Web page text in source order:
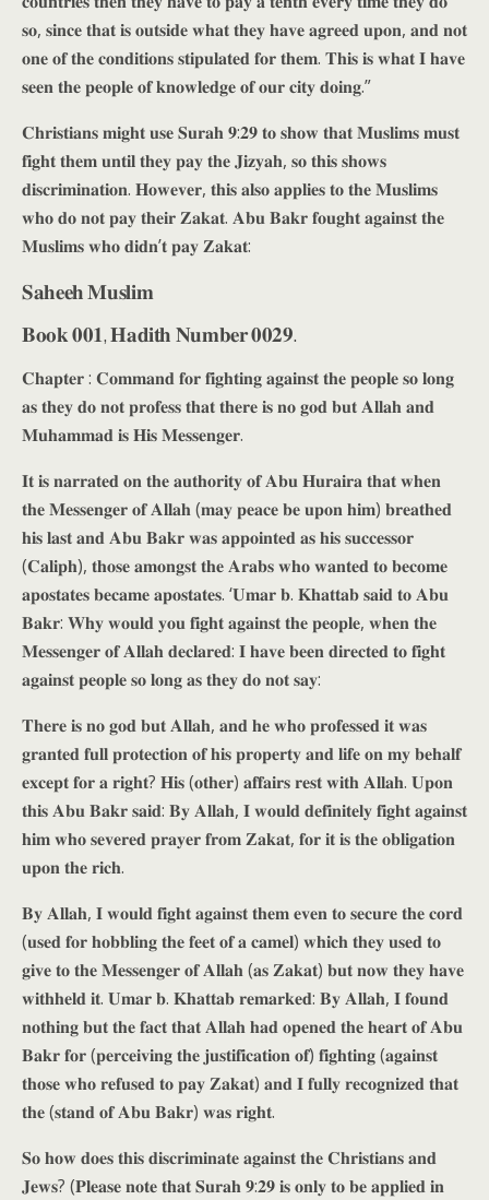
𝐬𝐨, 𝐬𝐢𝐧𝐜𝐞 𝐭𝐡𝐚𝐭 𝐢𝐬 𝐨𝐮𝐭𝐬𝐢𝐝𝐞 𝐰𝐡𝐚𝐭 𝐭𝐡𝐞𝐲 𝐡𝐚𝐯𝐞 𝐚𝐠𝐫𝐞𝐞𝐝 𝐮𝐩𝐨𝐧, 𝐚𝐧𝐝 𝐧𝐨𝐭
𝐨𝐧𝐞 𝐨𝐟 𝐭𝐡𝐞 𝐜𝐨𝐧𝐝𝐢𝐭𝐢𝐨𝐧𝐬 𝐬𝐭𝐢𝐩𝐮𝐥𝐚𝐭𝐞𝐝 𝐟𝐨𝐫 𝐭𝐡𝐞𝐦. 𝐓𝐡𝐢𝐬 𝐢𝐬 𝐰𝐡𝐚𝐭 𝐈 𝐡𝐚𝐯𝐞
𝐬𝐞𝐞𝐧 𝐭𝐡𝐞 𝐩𝐞𝐨𝐩𝐥𝐞 𝐨𝐟 𝐤𝐧𝐨𝐰𝐥𝐞𝐝𝐠𝐞 𝐨𝐟 𝐨𝐮𝐫 𝐜𝐢𝐭𝐲 𝐝𝐨𝐢𝐧𝐠.”
𝐂𝐡𝐫𝐢𝐬𝐭𝐢𝐚𝐧𝐬 𝐦𝐢𝐠𝐡𝐭 𝐮𝐬𝐞 𝐒𝐮𝐫𝐚𝐡 𝟗:𝟐𝟗 𝐭𝐨 𝐬𝐡𝐨𝐰 𝐭𝐡𝐚𝐭 𝐌𝐮𝐬𝐥𝐢𝐦𝐬 𝐦𝐮𝐬𝐭
𝐟𝐢𝐠𝐡𝐭 𝐭𝐡𝐞𝐦 𝐮𝐧𝐭𝐢𝐥 𝐭𝐡𝐞𝐲 𝐩𝐚𝐲 𝐭𝐡𝐞 𝐉𝐢𝐳𝐲𝐚𝐡, 𝐬𝐨 𝐭𝐡𝐢𝐬 𝐬𝐡𝐨𝐰𝐬
𝐝𝐢𝐬𝐜𝐫𝐢𝐦𝐢𝐧𝐚𝐭𝐢𝐨𝐧. 𝐇𝐨𝐰𝐞𝐯𝐞𝐫, 𝐭𝐡𝐢𝐬 𝐚𝐥𝐬𝐨 𝐚𝐩𝐩𝐥𝐢𝐞𝐬 𝐭𝐨 𝐭𝐡𝐞 𝐌𝐮𝐬𝐥𝐢𝐦𝐬
𝐰𝐡𝐨 𝐝𝐨 𝐧𝐨𝐭 𝐩𝐚𝐲 𝐭𝐡𝐞𝐢𝐫 𝐙𝐚𝐤𝐚𝐭. 𝐀𝐛𝐮 𝐁𝐚𝐤𝐫 𝐟𝐨𝐮𝐠𝐡𝐭 𝐚𝐠𝐚𝐢𝐧𝐬𝐭 𝐭𝐡𝐞
𝐌𝐮𝐬𝐥𝐢𝐦𝐬 𝐰𝐡𝐨 𝐝𝐢𝐝𝐧’𝐭 𝐩𝐚𝐲 𝐙𝐚𝐤𝐚𝐭:
𝐒𝐚𝐡𝐞𝐞𝐡 𝐌𝐮𝐬𝐥𝐢𝐦
𝐁𝐨𝐨𝐤 𝟎𝟎𝟏, 𝐇𝐚𝐝𝐢𝐭𝐡 𝐍𝐮𝐦𝐛𝐞𝐫 𝟎𝟎𝟐𝟗.
𝐂𝐡𝐚𝐩𝐭𝐞𝐫 : 𝐂𝐨𝐦𝐦𝐚𝐧𝐝 𝐟𝐨𝐫 𝐟𝐢𝐠𝐡𝐭𝐢𝐧𝐠 𝐚𝐠𝐚𝐢𝐧𝐬𝐭 𝐭𝐡𝐞 𝐩𝐞𝐨𝐩𝐥𝐞 𝐬𝐨 𝐥𝐨𝐧𝐠
𝐚𝐬 𝐭𝐡𝐞𝐲 𝐝𝐨 𝐧𝐨𝐭 𝐩𝐫𝐨𝐟𝐞𝐬𝐬 𝐭𝐡𝐚𝐭 𝐭𝐡𝐞𝐫𝐞 𝐢𝐬 𝐧𝐨 𝐠𝐨𝐝 𝐛𝐮𝐭 𝐀𝐥𝐥𝐚𝐡 𝐚𝐧𝐝
𝐌𝐮𝐡𝐚𝐦𝐦𝐚𝐝 𝐢𝐬 𝐇𝐢𝐬 𝐌𝐞𝐬𝐬𝐞𝐧𝐠𝐞𝐫.
𝐈𝐭 𝐢𝐬 𝐧𝐚𝐫𝐫𝐚𝐭𝐞𝐝 𝐨𝐧 𝐭𝐡𝐞 𝐚𝐮𝐭𝐡𝐨𝐫𝐢𝐭𝐲 𝐨𝐟 𝐀𝐛𝐮 𝐇𝐮𝐫𝐚𝐢𝐫𝐚 𝐭𝐡𝐚𝐭 𝐰𝐡𝐞𝐧
𝐭𝐡𝐞 𝐌𝐞𝐬𝐬𝐞𝐧𝐠𝐞𝐫 𝐨𝐟 𝐀𝐥𝐥𝐚𝐡 (𝐦𝐚𝐲 𝐩𝐞𝐚𝐜𝐞 𝐛𝐞 𝐮𝐩𝐨𝐧 𝐡𝐢𝐦) 𝐛𝐫𝐞𝐚𝐭𝐡𝐞𝐝
𝐡𝐢𝐬 𝐥𝐚𝐬𝐭 𝐚𝐧𝐝 𝐀𝐛𝐮 𝐁𝐚𝐤𝐫 𝐰𝐚𝐬 𝐚𝐩𝐩𝐨𝐢𝐧𝐭𝐞𝐝 𝐚𝐬 𝐡𝐢𝐬 𝐬𝐮𝐜𝐜𝐞𝐬𝐬𝐨𝐫
(𝐂𝐚𝐥𝐢𝐩𝐡), 𝐭𝐡𝐨𝐬𝐞 𝐚𝐦𝐨𝐧𝐠𝐬𝐭 𝐭𝐡𝐞 𝐀𝐫𝐚𝐛𝐬 𝐰𝐡𝐨 𝐰𝐚𝐧𝐭𝐞𝐝 𝐭𝐨 𝐛𝐞𝐜𝐨𝐦𝐞
𝐚𝐩𝐨𝐬𝐭𝐚𝐭𝐞𝐬 𝐛𝐞𝐜𝐚𝐦𝐞 𝐚𝐩𝐨𝐬𝐭𝐚𝐭𝐞𝐬. ‘𝐔𝐦𝐚𝐫 𝐛. 𝐊𝐡𝐚𝐭𝐭𝐚𝐛 𝐬𝐚𝐢𝐝 𝐭𝐨 𝐀𝐛𝐮
𝐁𝐚𝐤𝐫: 𝐖𝐡𝐲 𝐰𝐨𝐮𝐥𝐝 𝐲𝐨𝐮 𝐟𝐢𝐠𝐡𝐭 𝐚𝐠𝐚𝐢𝐧𝐬𝐭 𝐭𝐡𝐞 𝐩𝐞𝐨𝐩𝐥𝐞, 𝐰𝐡𝐞𝐧 𝐭𝐡𝐞
𝐌𝐞𝐬𝐬𝐞𝐧𝐠𝐞𝐫 𝐨𝐟 𝐀𝐥𝐥𝐚𝐡 𝐝𝐞𝐜𝐥𝐚𝐫𝐞𝐝: 𝐈 𝐡𝐚𝐯𝐞 𝐛𝐞𝐞𝐧 𝐝𝐢𝐫𝐞𝐜𝐭𝐞𝐝 𝐭𝐨 𝐟𝐢𝐠𝐡𝐭
𝐚𝐠𝐚𝐢𝐧𝐬𝐭 𝐩𝐞𝐨𝐩𝐥𝐞 𝐬𝐨 𝐥𝐨𝐧𝐠 𝐚𝐬 𝐭𝐡𝐞𝐲 𝐝𝐨 𝐧𝐨𝐭 𝐬𝐚𝐲:
𝐓𝐡𝐞𝐫𝐞 𝐢𝐬 𝐧𝐨 𝐠𝐨𝐝 𝐛𝐮𝐭 𝐀𝐥𝐥𝐚𝐡, 𝐚𝐧𝐝 𝐡𝐞 𝐰𝐡𝐨 𝐩𝐫𝐨𝐟𝐞𝐬𝐬𝐞𝐝 𝐢𝐭 𝐰𝐚𝐬
𝐠𝐫𝐚𝐧𝐭𝐞𝐝 𝐟𝐮𝐥𝐥 𝐩𝐫𝐨𝐭𝐞𝐜𝐭𝐢𝐨𝐧 𝐨𝐟 𝐡𝐢𝐬 𝐩𝐫𝐨𝐩𝐞𝐫𝐭𝐲 𝐚𝐧𝐝 𝐥𝐢𝐟𝐞 𝐨𝐧 𝐦𝐲 𝐛𝐞𝐡𝐚𝐥𝐟
𝐞𝐱𝐜𝐞𝐩𝐭 𝐟𝐨𝐫 𝐚 𝐫𝐢𝐠𝐡𝐭? 𝐇𝐢𝐬 (𝐨𝐭𝐡𝐞𝐫) 𝐚𝐟𝐟𝐚𝐢𝐫𝐬 𝐫𝐞𝐬𝐭 𝐰𝐢𝐭𝐡 𝐀𝐥𝐥𝐚𝐡. 𝐔𝐩𝐨𝐧
𝐭𝐡𝐢𝐬 𝐀𝐛𝐮 𝐁𝐚𝐤𝐫 𝐬𝐚𝐢𝐝: 𝐁𝐲 𝐀𝐥𝐥𝐚𝐡, 𝐈 𝐰𝐨𝐮𝐥𝐝 𝐝𝐞𝐟𝐢𝐧𝐢𝐭𝐞𝐥𝐲 𝐟𝐢𝐠𝐡𝐭 𝐚𝐠𝐚𝐢𝐧𝐬𝐭
𝐡𝐢𝐦 𝐰𝐡𝐨 𝐬𝐞𝐯𝐞𝐫𝐞𝐝 𝐩𝐫𝐚𝐲𝐞𝐫 𝐟𝐫𝐨𝐦 𝐙𝐚𝐤𝐚𝐭, 𝐟𝐨𝐫 𝐢𝐭 𝐢𝐬 𝐭𝐡𝐞 𝐨𝐛𝐥𝐢𝐠𝐚𝐭𝐢𝐨𝐧
𝐮𝐩𝐨𝐧 𝐭𝐡𝐞 𝐫𝐢𝐜𝐡.
𝐁𝐲 𝐀𝐥𝐥𝐚𝐡, 𝐈 𝐰𝐨𝐮𝐥𝐝 𝐟𝐢𝐠𝐡𝐭 𝐚𝐠𝐚𝐢𝐧𝐬𝐭 𝐭𝐡𝐞𝐦 𝐞𝐯𝐞𝐧 𝐭𝐨 𝐬𝐞𝐜𝐮𝐫𝐞 𝐭𝐡𝐞 𝐜𝐨𝐫𝐝
(𝐮𝐬𝐞𝐝 𝐟𝐨𝐫 𝐡𝐨𝐛𝐛𝐥𝐢𝐧𝐠 𝐭𝐡𝐞 𝐟𝐞𝐞𝐭 𝐨𝐟 𝐚 𝐜𝐚𝐦𝐞𝐥) 𝐰𝐡𝐢𝐜𝐡 𝐭𝐡𝐞𝐲 𝐮𝐬𝐞𝐝 𝐭𝐨
𝐠𝐢𝐯𝐞 𝐭𝐨 𝐭𝐡𝐞 𝐌𝐞𝐬𝐬𝐞𝐧𝐠𝐞𝐫 𝐨𝐟 𝐀𝐥𝐥𝐚𝐡 (𝐚𝐬 𝐙𝐚𝐤𝐚𝐭) 𝐛𝐮𝐭 𝐧𝐨𝐰 𝐭𝐡𝐞𝐲 𝐡𝐚𝐯𝐞
𝐰𝐢𝐭𝐡𝐡𝐞𝐥𝐝 𝐢𝐭. 𝐔𝐦𝐚𝐫 𝐛. 𝐊𝐡𝐚𝐭𝐭𝐚𝐛 𝐫𝐞𝐦𝐚𝐫𝐤𝐞𝐝: 𝐁𝐲 𝐀𝐥𝐥𝐚𝐡, 𝐈 𝐟𝐨𝐮𝐧𝐝
𝐧𝐨𝐭𝐡𝐢𝐧𝐠 𝐛𝐮𝐭 𝐭𝐡𝐞 𝐟𝐚𝐜𝐭 𝐭𝐡𝐚𝐭 𝐀𝐥𝐥𝐚𝐡 𝐡𝐚𝐝 𝐨𝐩𝐞𝐧𝐞𝐝 𝐭𝐡𝐞 𝐡𝐞𝐚𝐫𝐭 𝐨𝐟 𝐀𝐛𝐮
𝐁𝐚𝐤𝐫 𝐟𝐨𝐫 (𝐩𝐞𝐫𝐜𝐞𝐢𝐯𝐢𝐧𝐠 𝐭𝐡𝐞 𝐣𝐮𝐬𝐭𝐢𝐟𝐢𝐜𝐚𝐭𝐢𝐨𝐧 𝐨𝐟) 𝐟𝐢𝐠𝐡𝐭𝐢𝐧𝐠 (𝐚𝐠𝐚𝐢𝐧𝐬𝐭
𝐭𝐡𝐨𝐬𝐞 𝐰𝐡𝐨 𝐫𝐞𝐟𝐮𝐬𝐞𝐝 𝐭𝐨 𝐩𝐚𝐲 𝐙𝐚𝐤𝐚𝐭) 𝐚𝐧𝐝 𝐈 𝐟𝐮𝐥𝐥𝐲 𝐫𝐞𝐜𝐨𝐠𝐧𝐢𝐳𝐞𝐝 𝐭𝐡𝐚𝐭
𝐭𝐡𝐞 (𝐬𝐭𝐚𝐧𝐝 𝐨𝐟 𝐀𝐛𝐮 𝐁𝐚𝐤𝐫) 𝐰𝐚𝐬 𝐫𝐢𝐠𝐡𝐭.
𝐒𝐨 𝐡𝐨𝐰 𝐝𝐨𝐞𝐬 𝐭𝐡𝐢𝐬 𝐝𝐢𝐬𝐜𝐫𝐢𝐦𝐢𝐧𝐚𝐭𝐞 𝐚𝐠𝐚𝐢𝐧𝐬𝐭 𝐭𝐡𝐞 𝐂𝐡𝐫𝐢𝐬𝐭𝐢𝐚𝐧𝐬 𝐚𝐧𝐝
𝐉𝐞𝐰𝐬? (𝐏𝐥𝐞𝐚𝐬𝐞 𝐧𝐨𝐭𝐞 𝐭𝐡𝐚𝐭 𝐒𝐮𝐫𝐚𝐡 𝟗:𝟐𝟗 𝐢𝐬 𝐨𝐧𝐥𝐲 𝐭𝐨 𝐛𝐞 𝐚𝐩𝐩𝐥𝐢𝐞𝐝 𝐢𝐧